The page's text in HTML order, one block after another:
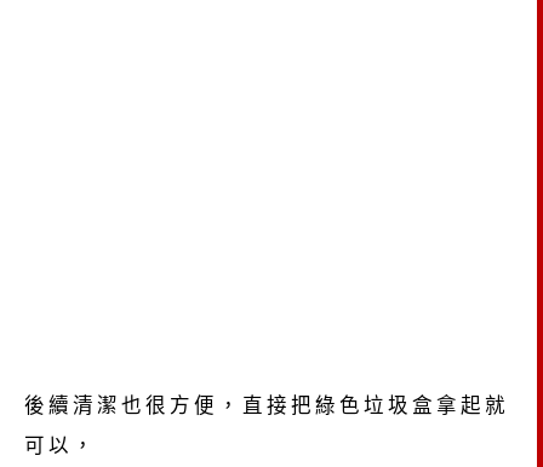
後續清潔也很方便，直接把綠色垃圾盒拿起就
可以，